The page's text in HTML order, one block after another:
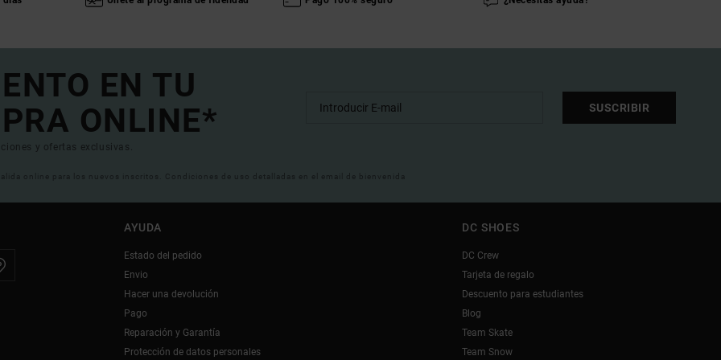
EN TU
ONLINE*
y ofertas exclusivas.
SUSCRIBIR
online para los nuevos inscritos. Condiciones de uso detalladas en el email de bienvenida
AYUDA
Estado del pedido
Envio
Hacer una devolución
Pago
Reparación y Garantía
Protección de datos personales
DC SHOES
DC Crew
Tarjeta de regalo
Descuento para estudiantes
Blog
Team Skate
Team Snow